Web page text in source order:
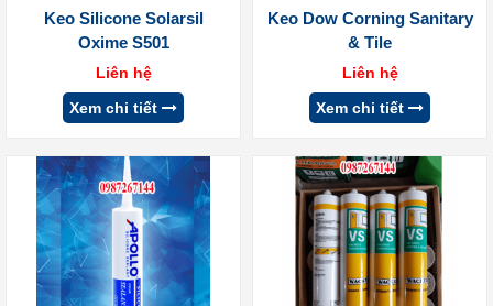
Keo Silicone Solarsil
Oxime S501
Liên hệ
Xem chi tiết
Keo Dow Corning Sanitary
& Tile
Liên hệ
Xem chi tiết